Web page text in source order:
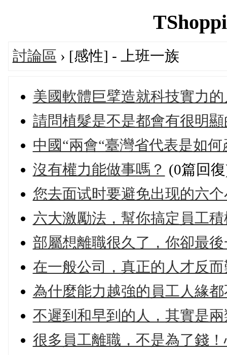
討論區 › [感性] - 上班一族
美國軟體巨擘造就科技實力
請問植髮是不是都會有很明顯
中國“兩會“臺灣省代表是如
沒有權力能做事嗎？ (0篇回
您去面试时要避免出现的六
六大激勵法，幫你搞定員工
部屬想離職很久了，你卻最
在一般公司，真正的人才反
為什麼能力越強的員工人緣
不遲到和早到的人，其實是
很多員工離職，不是為了錢